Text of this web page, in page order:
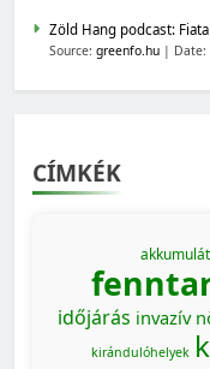
Zöld Hang podcast:
Source: greenfo.hu Date:
CÍMKÉK
időjárás invazív
kirándulóhelyek